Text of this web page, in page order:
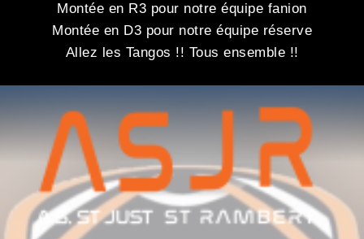
Montée en R3 pour notre équipe fanion
Montée en D3 pour notre équipe réserve
Allez les Tangos !! Tous ensemble !!